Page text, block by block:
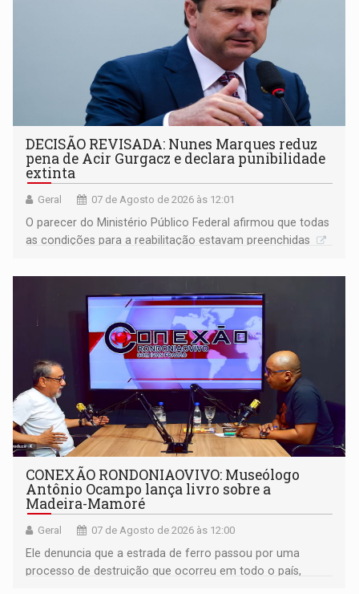
DECISÃO REVISADA: Nunes Marques reduz
pena de Acir Gurgacz e declara punibilidade
extinta
Geral 07 de Agosto de 2026 às 12:01
O parecer do Ministério Público Federal afirmou que todas
as condições para a reabilitação estavam preenchidas
CONEXÃO RONDONIAOVIVO: Museólogo
Antônio Ocampo lança livro sobre a
Madeira-Mamoré
Geral 07 de Agosto de 2026 às 12:00
Ele denuncia que a estrada de ferro passou por uma
processo de destruição que ocorreu em todo o país,